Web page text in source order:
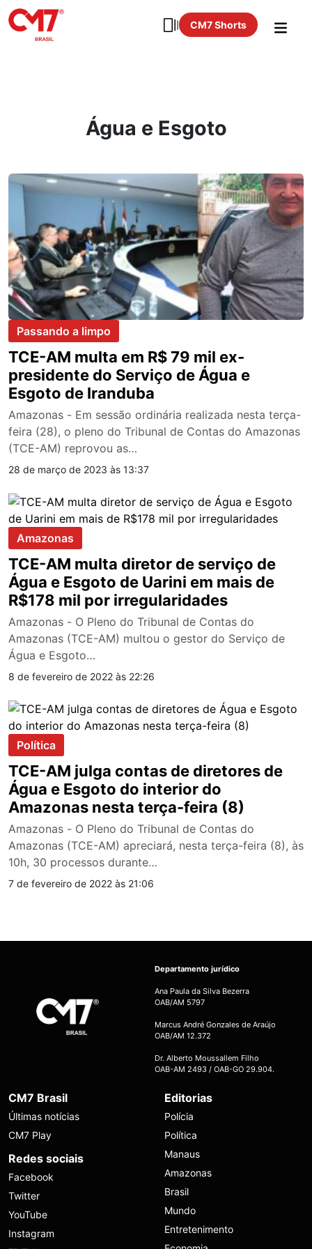
CM7 Shorts
Água e Esgoto
Passando a limpo
TCE-AM multa em R$ 79 mil ex-
presidente do Serviço de Água e
Esgoto de Iranduba
Amazonas - Em sessão ordinária realizada nesta terça-
feira (28), o pleno do Tribunal de Contas do Amazonas
(TCE-AM) reprovou as…
28 de março de 2023 às 13:37
Amazonas
TCE-AM multa diretor de serviço de
Água e Esgoto de Uarini em mais de
R$178 mil por irregularidades
Amazonas - O Pleno do Tribunal de Contas do
Amazonas (TCE-AM) multou o gestor do Serviço de
Água e Esgoto…
8 de fevereiro de 2022 às 22:26
Política
TCE-AM julga contas de diretores de
Água e Esgoto do interior do
Amazonas nesta terça-feira (8)
Amazonas - O Pleno do Tribunal de Contas do
Amazonas (TCE-AM) apreciará, nesta terça-feira (8), às
10h, 30 processos durante…
7 de fevereiro de 2022 às 21:06
Departamento jurídico
Ana Paula da Silva Bezerra
OAB/AM 5797
Marcus André Gonzales de Araújo
OAB/AM 12.372
Dr. Alberto Moussallem Filho
OAB-AM 2493 / OAB-GO 29.904.
CM7 Brasil
Últimas notícias
CM7 Play
Redes sociais
Facebook
Twitter
YouTube
Instagram
Editorias
Polícia
Política
Manaus
Amazonas
Brasil
Mundo
Entretenimento